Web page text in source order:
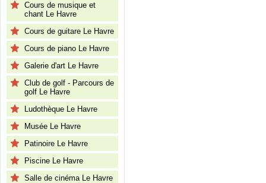
Cours de musique et
chant Le Havre
Cours de guitare Le Havre
Cours de piano Le Havre
Galerie d'art Le Havre
Club de golf - Parcours de
golf Le Havre
Ludothèque Le Havre
Musée Le Havre
Patinoire Le Havre
Piscine Le Havre
Salle de cinéma Le Havre